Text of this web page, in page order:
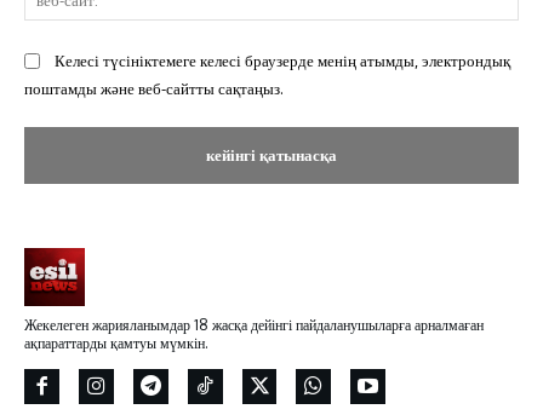
Келесі түсініктемеге келесі браузерде менің атымды, электрондық
поштамды және веб-сайтты сақтаңыз.
Жекелеген жарияланымдар 18 жасқа дейінгі пайдаланушыларға арналмаған
ақпараттарды қамтуы мүмкін.